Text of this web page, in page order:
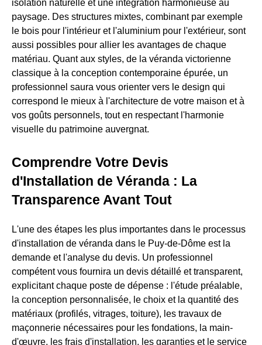
isolation naturelle et une intégration harmonieuse au
paysage. Des structures mixtes, combinant par exemple
le bois pour l'intérieur et l'aluminium pour l'extérieur, sont
aussi possibles pour allier les avantages de chaque
matériau. Quant aux styles, de la véranda victorienne
classique à la conception contemporaine épurée, un
professionnel saura vous orienter vers le design qui
correspond le mieux à l'architecture de votre maison et à
vos goûts personnels, tout en respectant l'harmonie
visuelle du patrimoine auvergnat.
Comprendre Votre Devis
d'Installation de Véranda : La
Transparence Avant Tout
L'une des étapes les plus importantes dans le processus
d'installation de véranda dans le Puy-de-Dôme est la
demande et l'analyse du devis. Un professionnel
compétent vous fournira un devis détaillé et transparent,
explicitant chaque poste de dépense : l'étude préalable,
la conception personnalisée, le choix et la quantité des
matériaux (profilés, vitrages, toiture), les travaux de
maçonnerie nécessaires pour les fondations, la main-
d'œuvre, les frais d'installation, les garanties et le service